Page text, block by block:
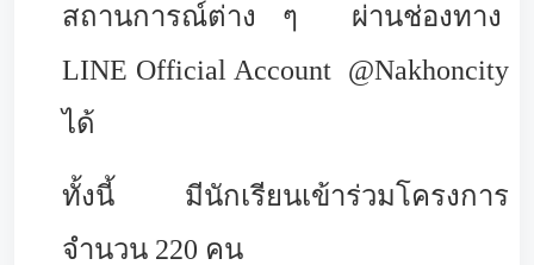
สถานการณ์ต่าง ๆ ผ่านช่องทาง
LINE Official Account @Nakhoncity
ได้
ทั้งนี้ มีนักเรียนเข้าร่วมโครงการ
จำนวน 220 คน